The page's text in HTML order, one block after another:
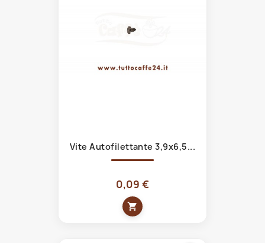
Vite Autofilettante 3,9x6,5...
0,09 €
shopping_cart